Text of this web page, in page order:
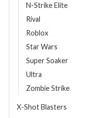
N-Strike Elite
Rival
Roblox
Star Wars
Super Soaker
Ultra
Zombie Strike
X-Shot Blasters